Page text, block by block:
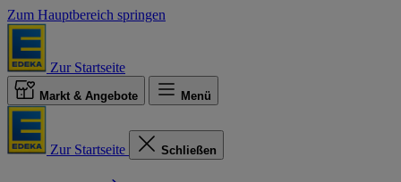
Zum Hauptbereich springen
Zur Startseite
Markt & Angebote Menü
Zur Startseite Schließen